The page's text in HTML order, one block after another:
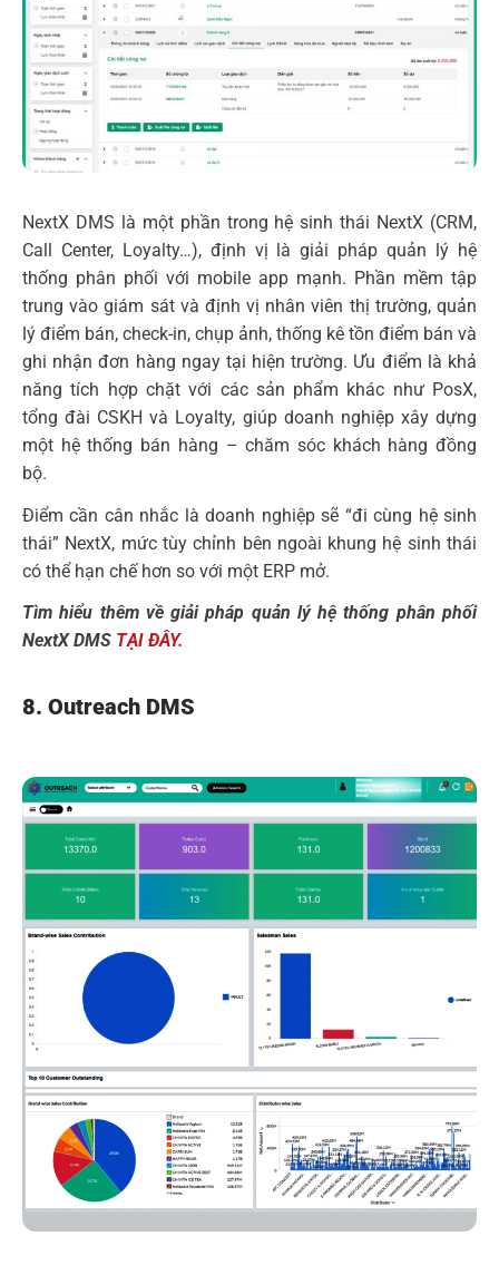
NextX DMS là một phần trong hệ sinh thái NextX (CRM,
Call Center, Loyalty…), định vị là giải pháp quản lý hệ
thống phân phối với mobile app mạnh. Phần mềm tập
trung vào giám sát và định vị nhân viên thị trường, quản
lý điểm bán, check-in, chụp ảnh, thống kê tồn điểm bán và
ghi nhận đơn hàng ngay tại hiện trường. Ưu điểm là khả
năng tích hợp chặt với các sản phẩm khác như PosX,
tổng đài CSKH và Loyalty, giúp doanh nghiệp xây dựng
một hệ thống bán hàng – chăm sóc khách hàng đồng
bộ.
Điểm cần cân nhắc là doanh nghiệp sẽ “đi cùng hệ sinh
thái” NextX, mức tùy chỉnh bên ngoài khung hệ sinh thái
có thể hạn chế hơn so với một ERP mở.
Tìm hiểu thêm về giải pháp quản lý hệ thống phân phối
NextX DMS TẠI ĐÂY.
8. Outreach DMS